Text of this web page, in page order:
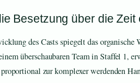
Besetzung über die Zeit
des Casts spiegelt das organische
überschaubaren Team in Staffel 1,
zur komplexer werdenden